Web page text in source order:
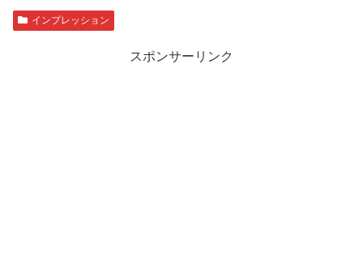
インプレッション
スポンサーリンク